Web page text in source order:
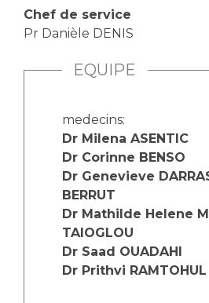
Vivre ensemble à
Laïcité et cultes
Livret d'accueil
Salon des familles
Transports sanitaires
Vos droits, vos devoirs
Handicap
Stages paramédicaux
Chercheurs
La recherche clinique à l'AP-HM
Les structures de recherche
Écoles et Instituts de
Plateforme des internes
Chef de service
Pr Danièle DENIS
EQUIPE
medecins:
Dr Milena ASENTIC
Dr Corinne BENSO
Dr Genevieve DARRASON-
BERRUT
Dr Mathilde Helene MINOT
TAIOGLOU
Dr Saad OUADAHI
Dr Prithvi RAMTOHUL